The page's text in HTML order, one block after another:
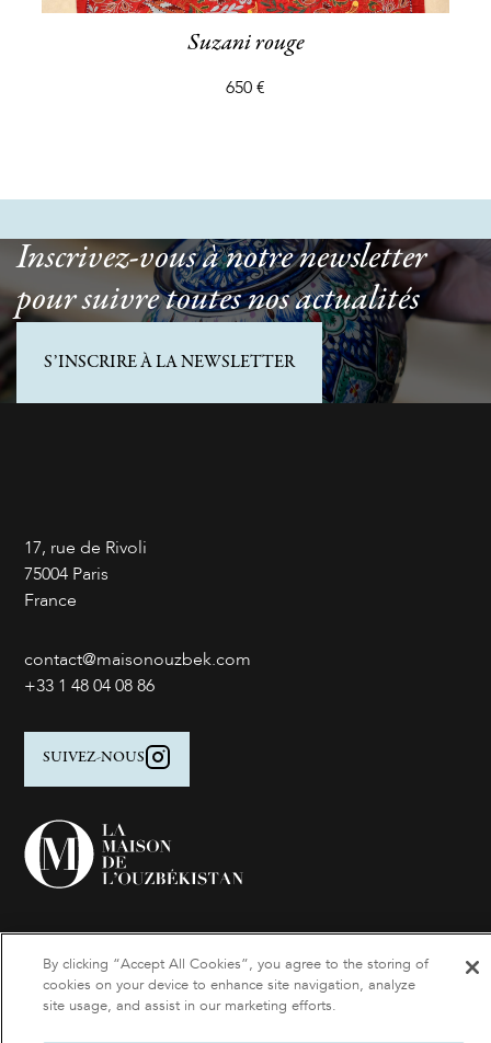
Suivez nos actualités
Suzani rouge
650 €
Inscrivez-vous à notre newsletter
pour suivre toutes nos actualités
S’INSCRIRE À LA NEWSLETTER
17, rue de Rivoli
75004 Paris
France
contact@maisonouzbek.com
+33 1 48 04 08 86
SUIVEZ-NOUS
By clicking “Accept All Cookies”, you agree to the storing of
cookies on your device to enhance site navigation, analyze
site usage, and assist in our marketing efforts.